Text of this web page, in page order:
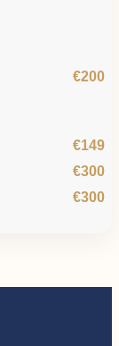
€200
€149
€300
€300